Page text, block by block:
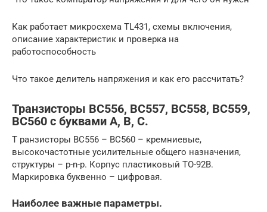
Как работает микросхема TL431, схемы включения,
описание характеристик и проверка на
работоспособность
Что такое делитель напряжения и как его рассчитать?
Транзисторы BC556, BC557, BC558, BC559,
BC560 с буквами A, B, C.
Т ранзисторы BC556 – BC560 – кремниевые,
высокочастотные усилительные общего назначения,
структуры – p-n-p. Корпус пластиковый TO-92B.
Маркировка буквенно – цифровая.
Наиболее важные параметры.